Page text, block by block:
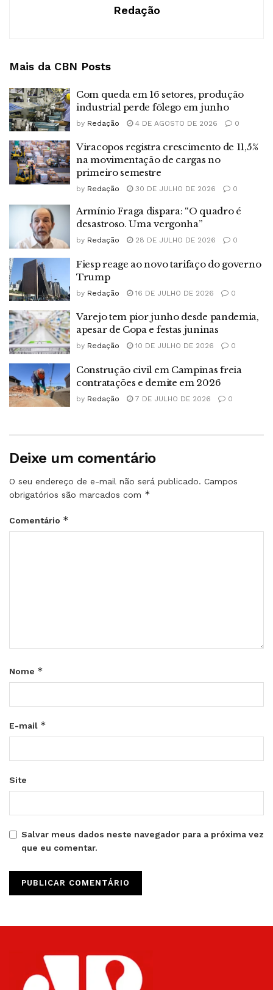
Redação
Mais da CBN Posts
Com queda em 16 setores, produção
industrial perde fôlego em junho
by Redação 4 DE AGOSTO DE 2026 0
Viracopos registra crescimento de 11,5%
na movimentação de cargas no
primeiro semestre
by Redação 30 DE JULHO DE 2026 0
Armínio Fraga dispara: “O quadro é
desastroso. Uma vergonha”
by Redação 28 DE JULHO DE 2026 0
Fiesp reage ao novo tarifaço do governo
Trump
by Redação 16 DE JULHO DE 2026 0
Varejo tem pior junho desde pandemia,
apesar de Copa e festas juninas
by Redação 10 DE JULHO DE 2026 0
Construção civil em Campinas freia
contratações e demite em 2026
by Redação 7 DE JULHO DE 2026 0
Deixe um comentário
O seu endereço de e-mail não será publicado. Campos
obrigatórios são marcados com *
Comentário *
Nome *
E-mail *
Site
Salvar meus dados neste navegador para a próxima vez
que eu comentar.